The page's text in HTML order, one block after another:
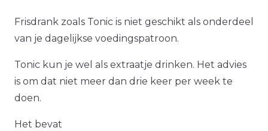
Frisdrank zoals Tonic is niet geschikt als onderdeel
van je dagelijkse voedingspatroon.
Tonic kun je wel als extraatje drinken. Het advies
is om dat niet meer dan drie keer per week te
doen.
Het bevat